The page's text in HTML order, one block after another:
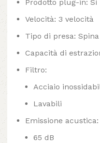
Prodotto plug-in: Sì
Velocità: 3 velocità
Tipo di presa: Spina
Capacità di
Filtro:
Acciaio
Lavabili
Emissione acustica:
65 dB